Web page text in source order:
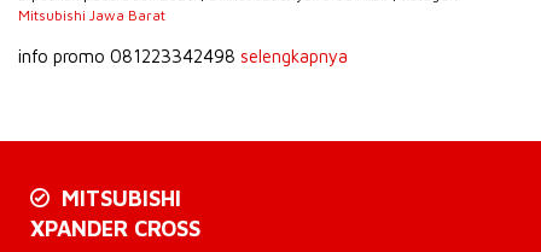
Mitsubishi Jawa Barat
info promo 081223342498 selengkapnya
MITSUBISHI
XPANDER CROSS